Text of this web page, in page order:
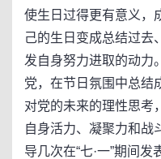
使生日过得更有意义，
己的生日变成总结过去
发自身努力进取的动力
党，在节日氛围中总结
对党的未来的理性思考
自身活力、凝聚力和战
导几次在“七·一”期间